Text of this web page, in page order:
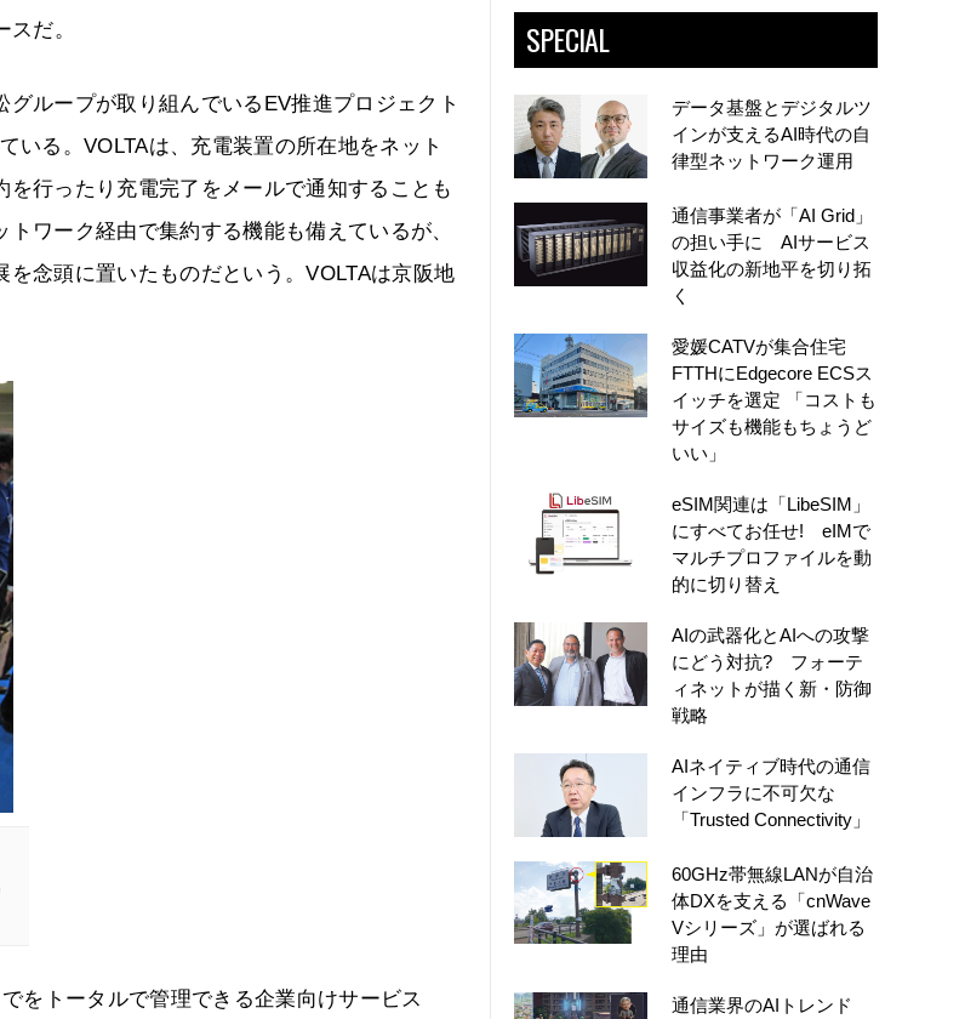
だ。
ループが取り組んでいるEV推進プロジェクト
いる。VOLTAは、充電装置の所在地をネット
行ったり充電完了をメールで通知することも
ワーク経由で集約する機能も備えているが、
念頭に置いたものだという。VOLTAは京阪地
をトータルで管理できる企業向けサービス
SPECIAL
データ基盤とデジタルツ
インが支えるAI時代の自
律型ネットワーク運用
通信事業者が「AI Grid」
の担い手に AIサービス
収益化の新地平を切り拓
く
愛媛CATVが集合住宅
FTTHにEdgecore ECSス
イッチを選定 「コストも
サイズも機能もちょうど
いい」
eSIM関連は「LibeSIM」
にすべてお任せ! eIMで
マルチプロファイルを動
的に切り替え
AIの武器化とAIへの攻撃
にどう対抗? フォーテ
ィネットが描く新・防御
戦略
AIネイティブ時代の通信
インフラに不可欠な
「Trusted Connectivity」
60GHz帯無線LANが自治
体DXを支える「cnWave
Vシリーズ」が選ばれる
理由
通信業界のAIトレンド